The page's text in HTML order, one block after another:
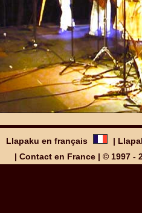
Llapaku en français |
| Contact en France| © 1997 -